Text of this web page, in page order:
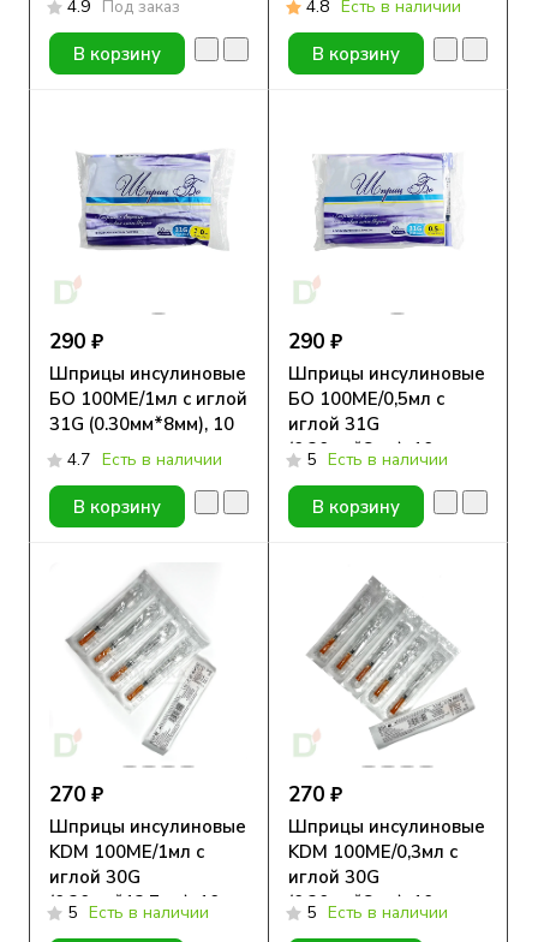
4.9 Под заказ
В корзину
4.8 Есть в наличии
В корзину
290 ₽
Шприцы инсулиновые
БО 100МЕ/1мл с иглой
31G (0.30мм*8мм), 10
шт.4.7 Есть в наличии
В корзину
290 ₽
Шприцы инсулиновые
БО 100МЕ/0,5мл с
иглой 31G
(0.30мм*8мм), 10 шт.
5 Есть в наличии
В корзину
270 ₽
Шприцы инсулиновые
KDM 100МЕ/1мл с
иглой 30G
(0.30мм*12.7мм), 10
шт.
5 Есть в наличии
270 ₽
Шприцы инсулиновые
KDM 100МЕ/0,3мл с
иглой 30G
(0.30мм*8мм), 10 шт.
5 Есть в наличии